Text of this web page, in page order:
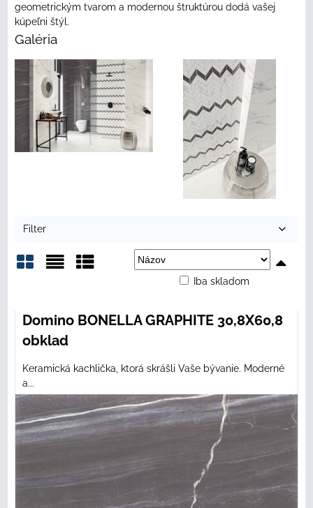
geometrickým tvarom a modernou štruktúrou dodá vašej
kúpeľni štýl.
Galéria
Filter
Iba skladom
Domino BONELLA GRAPHITE 30,8X60,8
obklad
Keramická kachlička, ktorá skrášli Vaše bývanie. Moderné
a...